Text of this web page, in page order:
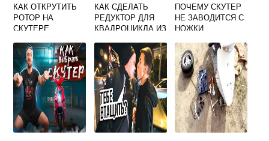
КАК ОТКРУТИТЬ
РОТОР НА
СКУТЕРЕ
КАК СДЕЛАТЬ
РЕДУКТОР ДЛЯ
КВАДРОЦИКЛА ИЗ
МОСТА
ПОЧЕМУ СКУТЕР
НЕ ЗАВОДИТСЯ С
НОЖКИ